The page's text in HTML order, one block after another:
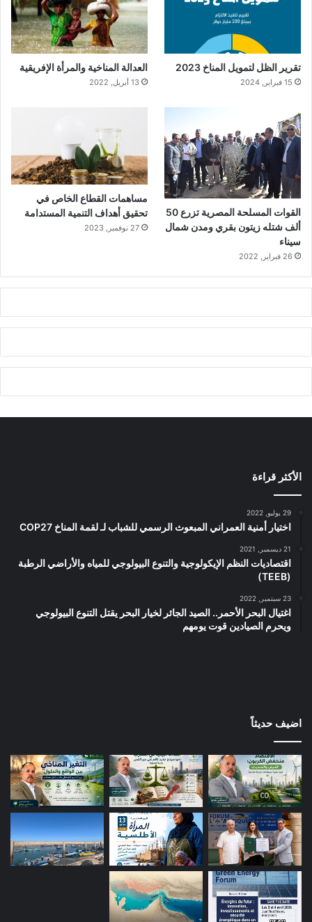
تقرير الظل لتمويل المناخ 2023
15 فبراير, 2024
العدالة المناخية والمرأة الإفريقية
13 أبريل, 2022
القوات المسلحة المصرية تزرع 50
ألف شتله زيتون بقري ومدن شمال
سيناء
26 فبراير, 2022
مساهمات القطاع الخاص في
تحقيق أهداف التنمية المستدامة
27 نوفمبر, 2023
الأكثر قراءة
29 يوليو, 2022
اختيار أمنية العمراني المبعوث الرسمي للشباب لـ لقمة المناخ COP27
21 ديسمبر, 2021
اقتصاديات النظم الإيكولوجية والتنوع البيولوجي للمياه والأراضي الرطبة
(TEEB)
23 سبتمبر, 2022
اغتيال البحر الأحمر.. الصيد الجائر لخيار البحر يقتل التنوع البيولوجي
ويحرم الصيادين قوت يومهم
اضيف حديثاً